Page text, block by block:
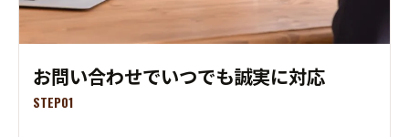
お問い合わせでいつでも誠実に対応
STEP01